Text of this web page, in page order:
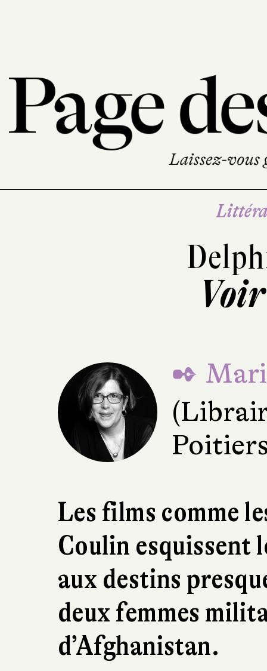
✒
Les films comme
Coulin esquissent
aux destins
deux femmes
d’Afghanistan.